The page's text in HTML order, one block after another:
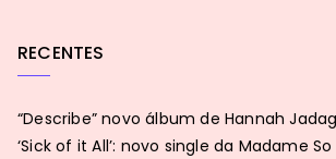
RECENTES
“Describe” novo álbum de Hannah
‘Sick of it All’: novo single da Madame So